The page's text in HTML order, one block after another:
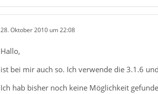
28. Oktober 2010 um 22:08
Hallo,
ist bei mir auch so. Ich verwende die 3.1.6
Ich hab bisher noch keine Möglichkeit